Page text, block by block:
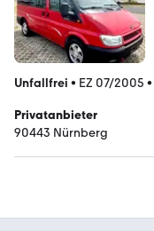
Unfallfrei • EZ 07/2005 •
Privatanbieter
90443 Nürnberg